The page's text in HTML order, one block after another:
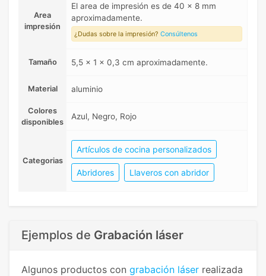
Area
impresión
El area de impresión es de 40 x 8 mm
aproximadamente.
¿Dudas sobre la impresión? Consúltenos
Tamaño 5,5 x 1 x 0,3 cm aproximadamente.
Material aluminio
Colores
disponibles
Azul, Negro, Rojo
Categorias
Artículos de cocina personalizados
Abridores Llaveros con abridor
Ejemplos de Grabación láser
Algunos productos con grabación láser realizada